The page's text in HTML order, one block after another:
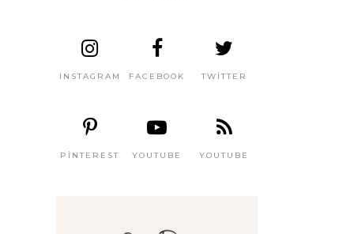
INSTAGRAM
PINTEREST
FACEBOOK
YOUTUBE
TWITTER
YOUTUBE